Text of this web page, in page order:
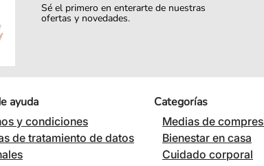
Sé el primero en enterarte de nuestras
ofertas y novedades.
ayuda
y condiciones
de tratamiento de datos
Categorías
Medias de
Bienestar en casa
Cuidado corporal